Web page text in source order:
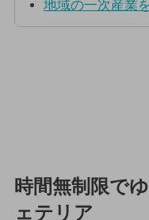
地域の一次産業
時間無制限で
ェテリア